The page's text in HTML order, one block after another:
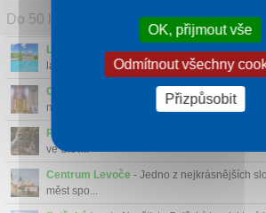
Do 50 km
Lázně Vyšné Ružbachy- Vyšné Ružbachy
lázně na...
Chrám sv. Jakuba v Levoči - Chrám sv.
největš...
Prielom Hornádu
- Prielom Hornádu -
ve Slov...
Centrum Levoče - Jedno z nejkrásnějších
měst spo...
OK, přijmout vše
Odmítnout všechny
Přizpůsobit